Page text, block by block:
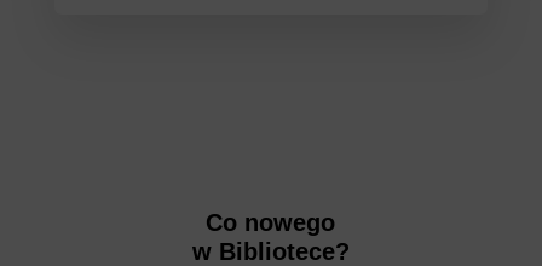
Co nowego
w Bibliotece?